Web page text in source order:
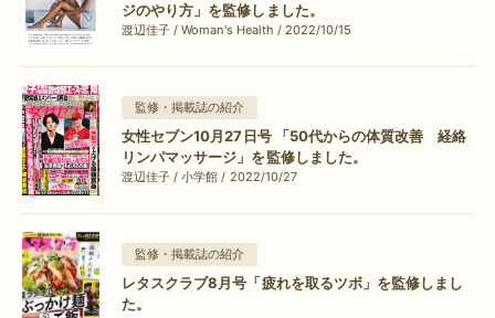
ジのやり方」を監修しました。
渡辺佳子 / Woman's Health / 2022/10/15
監修・掲載誌の紹介
女性セブン10月27日号 「50代からの体質改善 経絡
リンパマッサージ」を監修しました。
渡辺佳子 / 小学館 / 2022/10/27
監修・掲載誌の紹介
レタスクラブ8月号「疲れを取るツボ」を監修しまし
た。